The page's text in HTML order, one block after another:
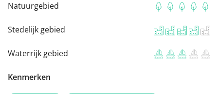
Natuurgebied
Stedelijk gebied
Waterrijk gebied
Kenmerken